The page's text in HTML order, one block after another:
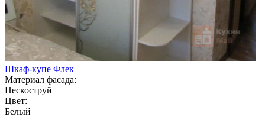
Шкаф-купе Флек
Материал фасада:
Пескоструй
Цвет:
Белый